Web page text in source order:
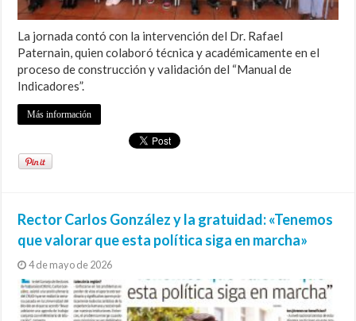
La jornada contó con la intervención del Dr. Rafael
Paternain, quien colaboró técnica y académicamente en el
proceso de construcción y validación del “Manual de
Indicadores”.
Más información
Rector Carlos González y la gratuidad: «Tenemos
que valorar que esta política siga en marcha»
4 de mayo de 2026